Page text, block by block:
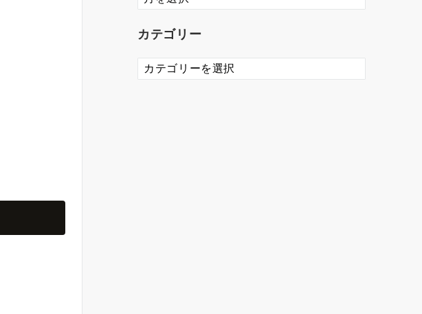
ー
イ
カテゴリー
カ
テ